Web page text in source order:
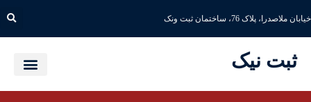
خیابان ملاصدرا، پلاک 76، ساختمان ثبت ونک
ثبت نیک